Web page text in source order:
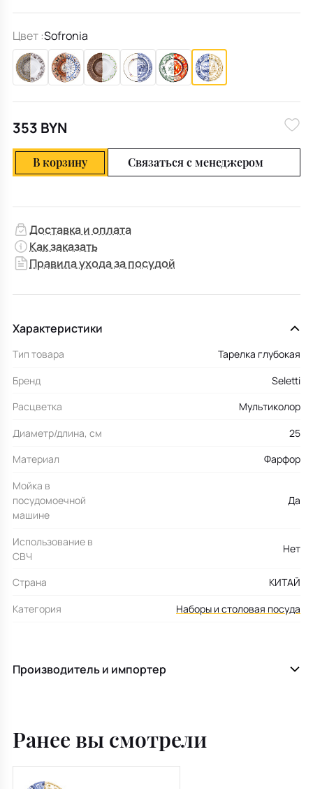
Цвет :Sofronia
353 BYN
В корзину Связаться с менеджером
Доставка и оплата
Как заказать
Правила ухода за посудой
Характеристики
Тип товара
Тарелка глубокая
Бренд
Seletti
Расцветка
Мультиколор
Диаметр/длина, см
25
Материал
Фарфор
Мойка в
посудомоечной
машине
Да
Использование в
СВЧ
Нет
Страна
КИТАЙ
Категория
Наборы и столовая посуда
Производитель и импортер
Ранее вы смотрели